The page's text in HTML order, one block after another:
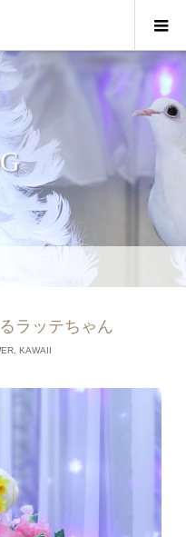
ラッテちゃん
KAWAII